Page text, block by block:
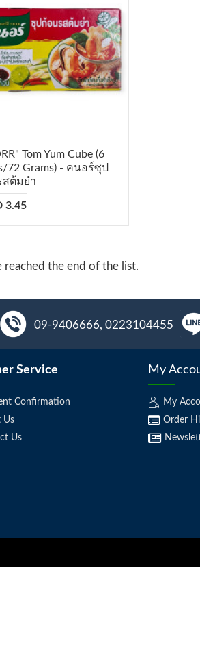
Tom Yum Cube (6
72 Grams) - คนอร์ซุป
สต้มยำ
3.45
reached the end of the list.
09-9406666, 0223104455
Service
Confirmation
Us
Us
My
My
Order